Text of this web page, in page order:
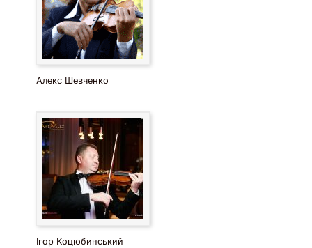
Алекс Шевченко
Ігор Коцюбинський